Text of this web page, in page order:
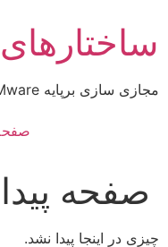
محتوا
مجازی سازی برپایه VMware
صفحه
چیزی در اینجا پیدا نشد.